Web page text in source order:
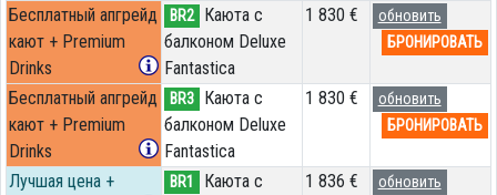
Бесплатный апгрейд
кают + Premium
Drinks
BR2
Каюта с
балконом Deluxe
Fantastica
1 830 €
обновить
БРОНИРОВАТЬ
Бесплатный апгрейд
кают + Premium
Drinks
BR3
Каюта с
балконом Deluxe
Fantastica
1 830 €
обновить
БРОНИРОВАТЬ
Лучшая цена +
BR1
Каюта с
1 836 €
обновить